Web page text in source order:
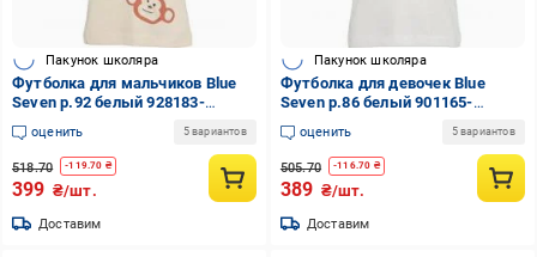
Пакунок школяра
Футболка для мальчиков Blue
Seven р.92 белый 928183-
00/0190
оценить 5 вариантов
518.70 -119.70 ₴
399 ₴/шт.
Доставим
Пакунок школяра
Футболка для девочек Blue
Seven р.86 белый 901165-
00/0001
оценить 5 вариантов
505.70 -116.70 ₴
389 ₴/шт.
Доставим